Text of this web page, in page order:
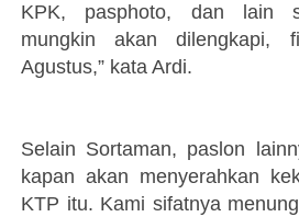
KPK, pasphoto, dan lain
mungkin akan dilengkapi,
Agustus,” kata Ardi.
Selain Sortaman, paslon
kapan akan menyerahkan
KTP itu. Kami sifatnya